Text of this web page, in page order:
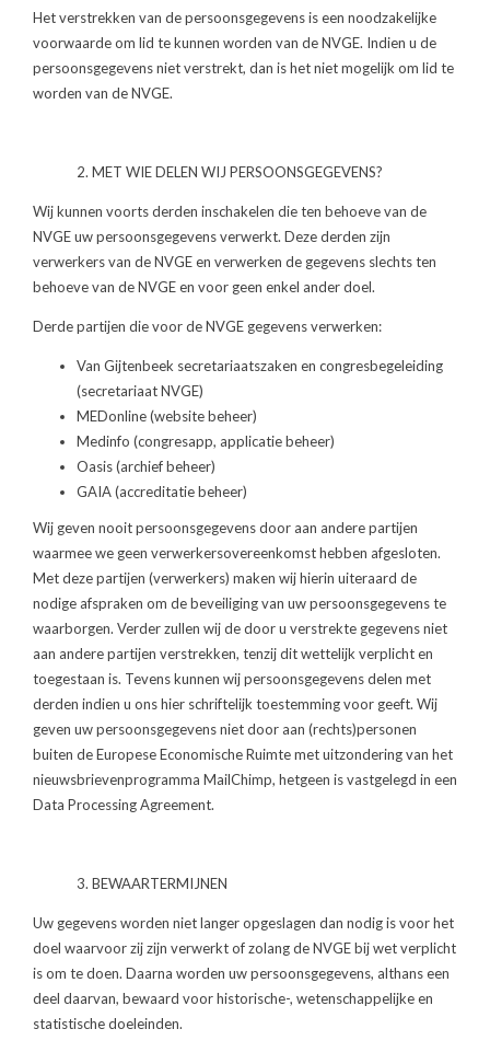
Het verstrekken van de persoonsgegevens is een noodzakelijke
voorwaarde om lid te kunnen worden van de NVGE. Indien u de
persoonsgegevens niet verstrekt, dan is het niet mogelijk om lid te
worden van de NVGE.
2. MET WIE DELEN WIJ PERSOONSGEGEVENS?
Wij kunnen voorts derden inschakelen die ten behoeve van de
NVGE uw persoonsgegevens verwerkt. Deze derden zijn
verwerkers van de NVGE en verwerken de gegevens slechts ten
behoeve van de NVGE en voor geen enkel ander doel.
Derde partijen die voor de NVGE gegevens verwerken:
Van Gijtenbeek secretariaatszaken en congresbegeleiding
(secretariaat NVGE)
MEDonline (website beheer)
Medinfo (congresapp, applicatie beheer)
Oasis (archief beheer)
GAIA (accreditatie beheer)
Wij geven nooit persoonsgegevens door aan andere partijen
waarmee we geen verwerkers­overeen­komst hebben afgesloten.
Met deze partijen (verwerkers) maken wij hierin uiteraard de
nodige afspraken om de beveiliging van uw persoonsgegevens te
waarborgen. Verder zullen wij de door u verstrekte gegevens niet
aan andere partijen verstrekken, tenzij dit wettelijk verplicht en
toegestaan is. Tevens kunnen wij persoonsgegevens delen met
derden indien u ons hier schriftelijk toestemming voor geeft. Wij
geven uw persoonsgegevens niet door aan (rechts)personen
buiten de Europese Economische Ruimte met uitzondering van het
nieuwsbrievenprogramma MailChimp, hetgeen is vastgelegd in een
Data Processing Agreement.
3. BEWAARTERMIJNEN
Uw gegevens worden niet langer opgeslagen dan nodig is voor het
doel waarvoor zij zijn verwerkt of zolang de NVGE bij wet verplicht
is om te doen. Daarna worden uw persoonsgegevens, althans een
deel daarvan, bewaard voor historische-, wetenschappelijke en
statistische doeleinden.